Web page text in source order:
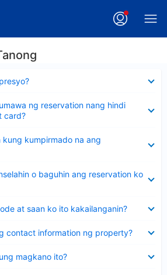
ng reservation nang hindi
card?
kung kumpirmado na ang
o baguhin ang reservation ko
at saan ko ito kakailanganin?
contact information ng property?
magkano ito?